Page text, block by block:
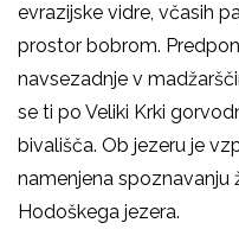
evrazijske vidre, včasih
prostor bobrom.
navsezadnje v
se ti po Veliki Krki
bivališča. Ob jezeru je
namenjena spoznavanju
Hodoškega jezera.